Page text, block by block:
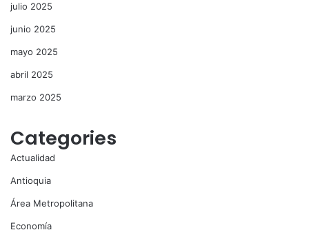
julio 2025
junio 2025
mayo 2025
abril 2025
marzo 2025
Categories
Actualidad
Antioquia
Área Metropolitana
Economía